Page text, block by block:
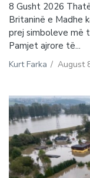
8 Gusht 2026
Britaninë e Madhe
prej simboleve më
Pamjet ajrore të...
Kurt Farka / August